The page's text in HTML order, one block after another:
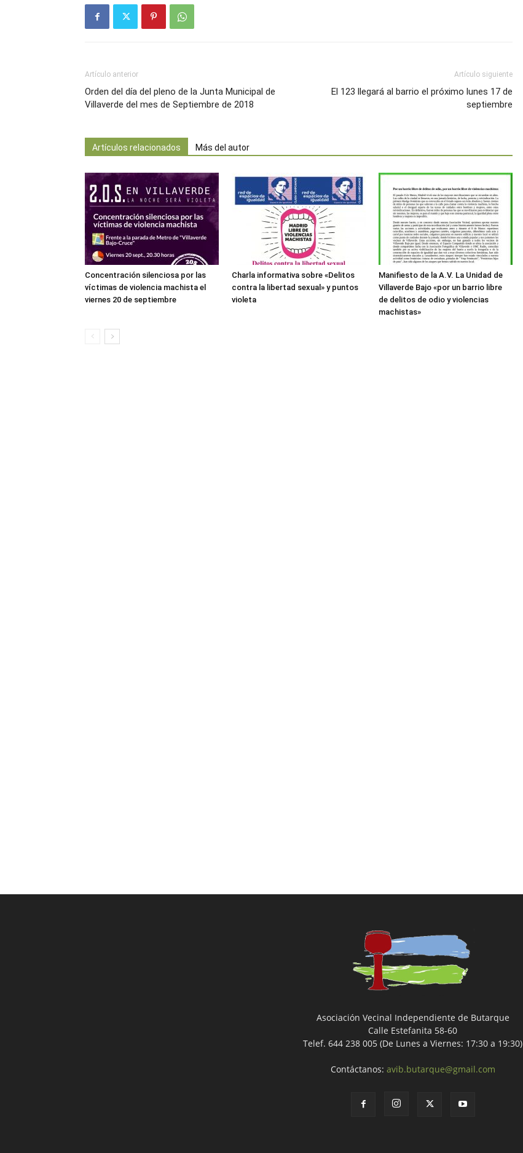
Artículo anterior
Orden del día del pleno de la Junta Municipal de
Villaverde del mes de Septiembre de 2018
Artículo siguiente
El 123 llegará al barrio el próximo lunes 17 de
septiembre
Artículos relacionados Más del autor
Concentración silenciosa por las
víctimas de violencia machista el
viernes 20 de septiembre
Charla informativa sobre «Delitos
contra la libertad sexual» y puntos
violeta
Manifiesto de la A.V. La Unidad de
Villaverde Bajo «por un barrio libre
de delitos de odio y violencias
machistas»
Asociación Vecinal Independiente de Butarque
Calle Estefanita 58-60
Telef. 644 238 005 (De Lunes a Viernes: 17:30 a 19:30)
Contáctanos: avib.butarque@gmail.com